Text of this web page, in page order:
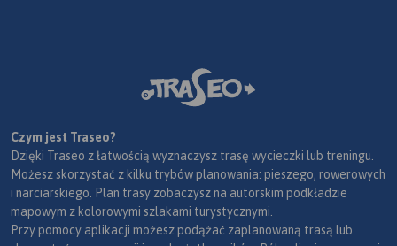
Czym jest Traseo?
Dzięki Traseo z łatwością wyznaczysz trasę wycieczki lub treningu.
Możesz skorzystać z kilku trybów planowania: pieszego, rowerowych
i narciarskiego. Plan trasy zobaczysz na autorskim podkładzie
mapowym z kolorowymi szlakami turystycznymi.
Przy pomocy aplikacji możesz podążać zaplanowaną trasą lub